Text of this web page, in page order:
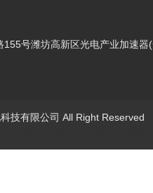
号潍坊高新区光电产业加速器
技有限公司 All Right